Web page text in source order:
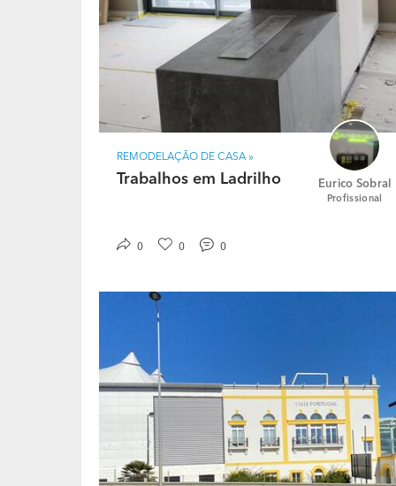
pagamento inicial para adjudicação de
autos medidos.
REMODELAÇÃO DE CASA »
Trabalhos em Ladrilho Eurico Sobral
Profissional
0 0 0